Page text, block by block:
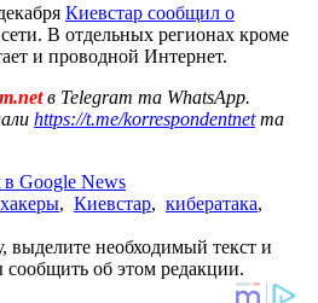
Киевстар сообщил о
В отдельных регионах кроме
и проводной Интернет.
в Telegram та WhatsApp.
https://t.me/korrespondentnetта
в Google News
хакеры, Киевстар, кибератака,
выделите необходимый текст и
об этом редакции.